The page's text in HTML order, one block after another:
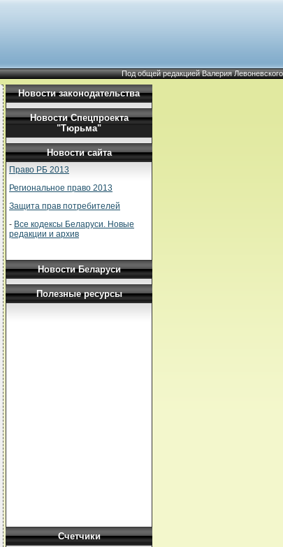
Под общей редакцией Валерия Левоневского
Новости законодательства
Новости Спецпроекта
"Тюрьма"
Новости сайта
Право РБ 2013
Региональное право 2013
Защита прав потребителей
- Все кодексы Беларуси. Новые
редакции и архив
Новости Беларуси
Полезные ресурсы
Счетчики